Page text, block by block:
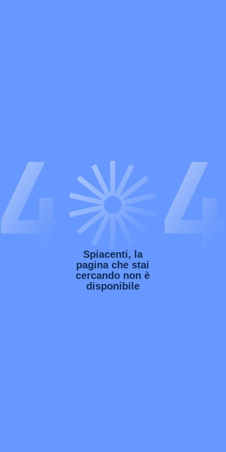
Spiacenti, la
pagina che stai
cercando non è
disponibile